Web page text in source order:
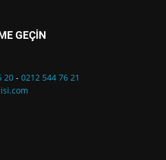
GEÇİN
20 - 0212 544 76 21